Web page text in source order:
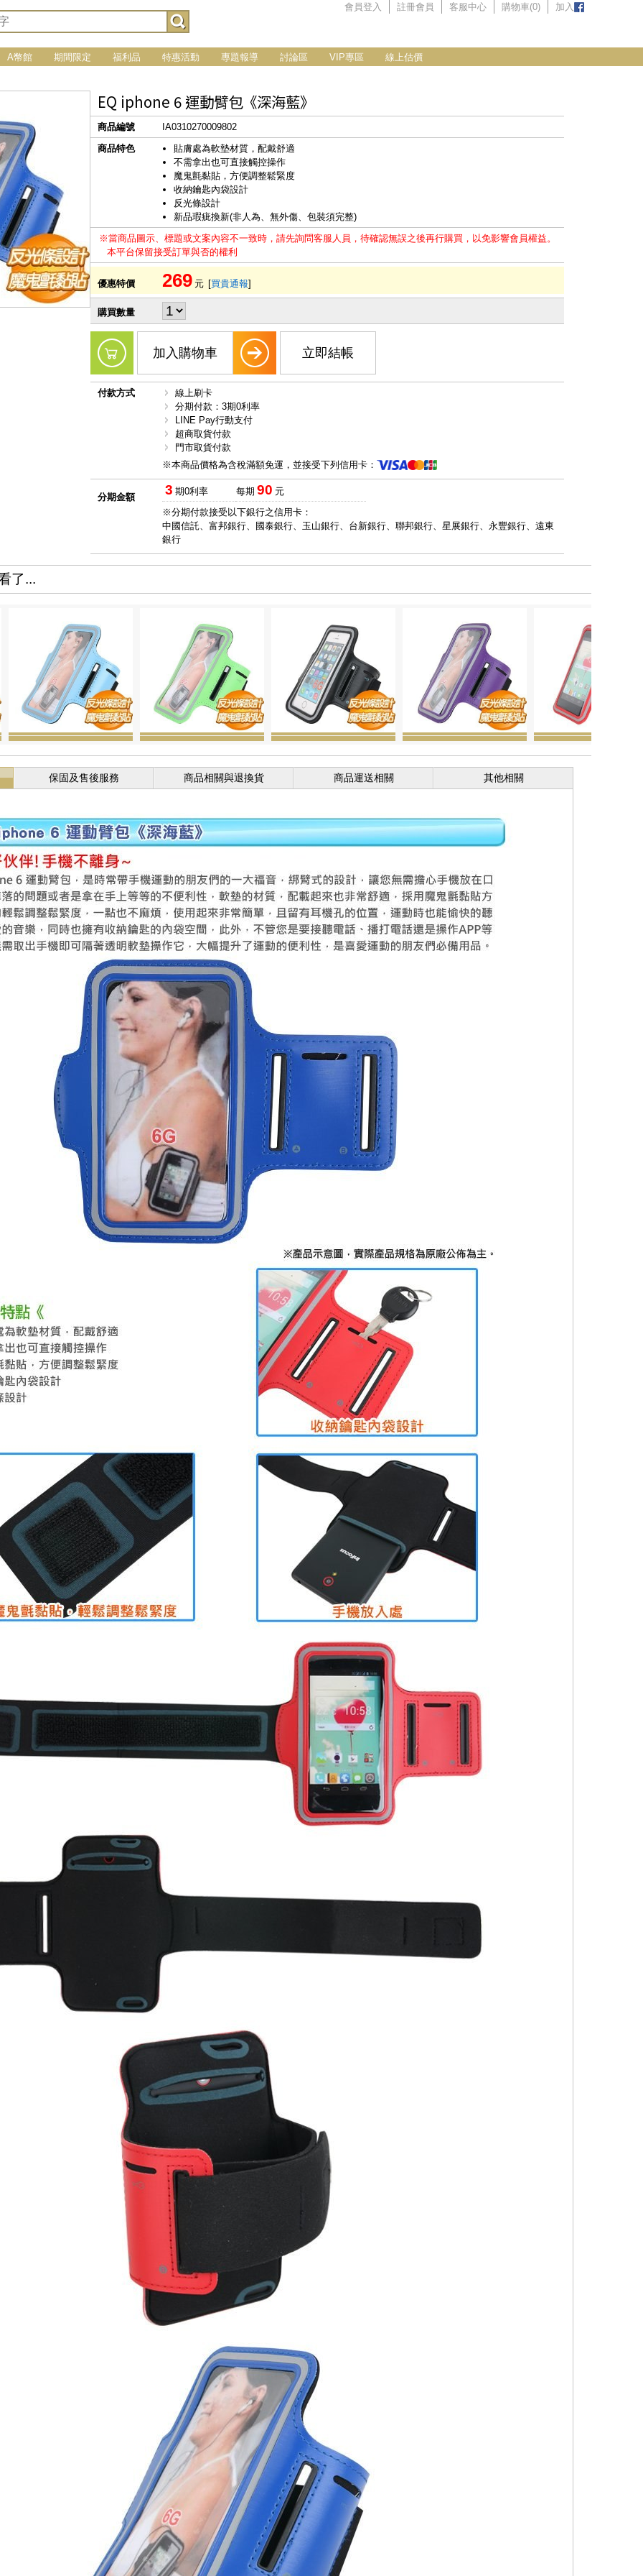
會員登入 註冊會員 客服中心 購物車(0) 加入
A幣館 期間限定 福利品 特惠活動 專題報導 討論區 VIP專區 線上估價
EQ iphone 6 運動臂包《深海藍》
商品編號
IA0310270009802
商品特色
貼膚處為軟墊材質，配戴舒適
不需拿出也可直接觸控操作
魔鬼氈黏貼，方便調整鬆緊度
收納鑰匙內袋設計
反光條設計
新品瑕疵換新(非人為、無外傷、包裝須完整)
※當商品圖示、標題或文案內容不一致時，請先詢問客服人員，待確認無誤之後再行購買，以免影響會員權益。
本平台保留接受訂單與否的權利
優惠特價 269 元 [買貴通報]
購買數量
加入購物車 立即結帳
付款方式
線上刷卡
分期付款：3期0利率
LINE Pay行動支付
超商取貨付款
門市取貨付款
※本商品價格為含稅滿額免運，並接受下列信用卡：
分期金額 3 期0利率 每期 90 元
※分期付款接受以下銀行之信用卡：
中國信託、富邦銀行、國泰銀行、玉山銀行、台新銀行、聯邦銀行、星展銀行、永豐銀行、遠東
銀行
了...
保固及售後服務 商品相關與退換貨 商品運送相關 其他相關